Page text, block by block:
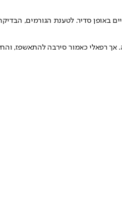
באופן סדיר. לטענת הגורמים,
רפאלי כאמור סירבה להתאשפז,